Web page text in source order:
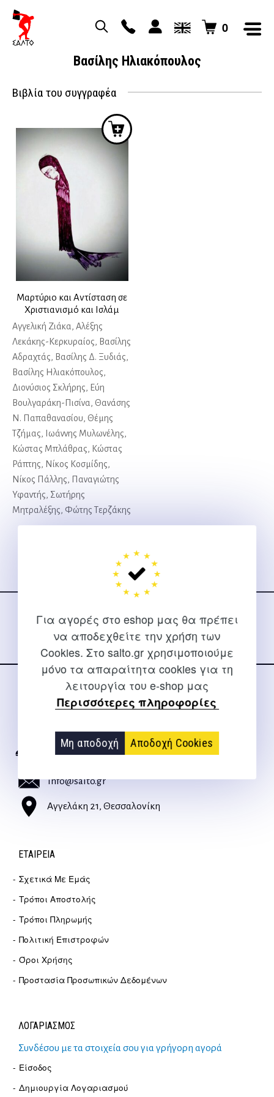
Για αγορές στο eshop μας θα πρέπει
να αποδεχθείτε την χρήση των
Cookies. Στο salto.gr χρησιμοποιούμε
μόνο τα απαραίτητα cookies για τη
λειτουργία του e-shop μας
Περισσότερες πληροφορίες
Μη αποδοχή Αποδοχή Cookies
0
Βασίλης Ηλιακόπουλος
Βιβλία του συγγραφέα
Μαρτύριο και Αντίσταση σε
Χριστιανισμό και Ισλάμ
Αγγελική Ζιάκα, Αλέξης
Λεκάκης-Κερκυραίος, Βασίλης
Αδραχτάς, Βασίλης Δ. Ξυδιάς,
Βασίλης Ηλιακόπουλος,
Διονύσιος Σκλήρης, Εύη
Βουλγαράκη-Πισίνα, Θανάσης
Ν. Παπαθανασίου, Θέμης
Τζήμας, Ιωάννης Μυλωνέλης,
Κώστας Μπλάθρας, Κώστας
Ράπτης, Νίκος Κοσμίδης,
Νίκος Πάλλης, Παναγιώτης
Υφαντής, Σωτήρης
Μητραλέξης, Φώτης Τερζάκης
Ακολουθήστε μας
στα social media
ΕΠΙΚΟΙΝΩΝΊΑ
2310 267108
info@salto.gr
Αγγελάκη 21, Θεσσαλονίκη
ΕΤΑΙΡΕΊΑ
Σχετικά Με Εμάς
Τρόποι Αποστολής
Τρόποι Πληρωμής
Πολιτική Επιστροφών
Όροι Χρήσης
Προστασία Προσωπικών Δεδομένων
ΛΟΓΑΡΙΑΣΜΟΣ
Συνδέσου με τα στοιχεία σου για γρήγορη αγορά
Είσοδος
Δημιουργία Λογαριασμού